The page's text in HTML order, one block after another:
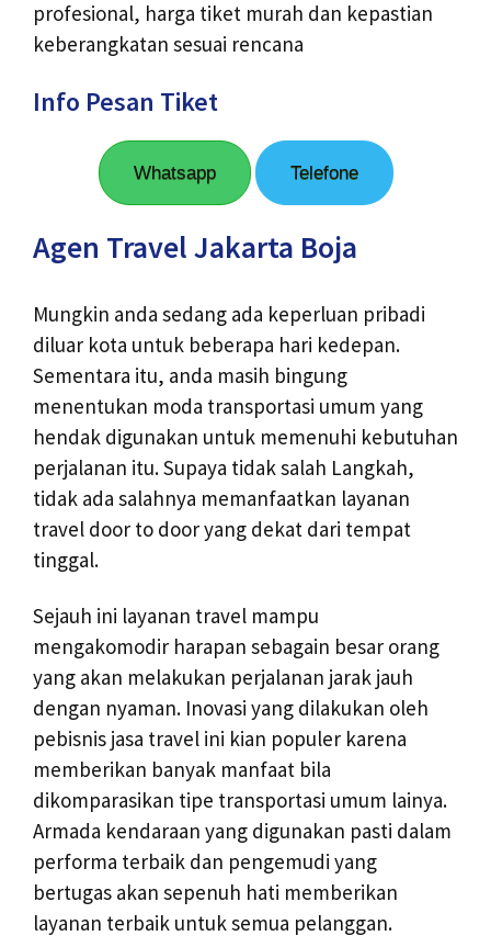
profesional, harga tiket murah dan kepastian
keberangkatan sesuai rencana
Info Pesan Tiket
Whatsapp Telefone
Agen Travel Jakarta Boja
Mungkin anda sedang ada keperluan pribadi
diluar kota untuk beberapa hari kedepan.
Sementara itu, anda masih bingung
menentukan moda transportasi umum yang
hendak digunakan untuk memenuhi kebutuhan
perjalanan itu. Supaya tidak salah Langkah,
tidak ada salahnya memanfaatkan layanan
travel door to door yang dekat dari tempat
tinggal.
Sejauh ini layanan travel mampu
mengakomodir harapan sebagain besar orang
yang akan melakukan perjalanan jarak jauh
dengan nyaman. Inovasi yang dilakukan oleh
pebisnis jasa travel ini kian populer karena
memberikan banyak manfaat bila
dikomparasikan tipe transportasi umum lainya.
Armada kendaraan yang digunakan pasti dalam
performa terbaik dan pengemudi yang
bertugas akan sepenuh hati memberikan
layanan terbaik untuk semua pelanggan.